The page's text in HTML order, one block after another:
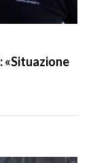
«Situazione